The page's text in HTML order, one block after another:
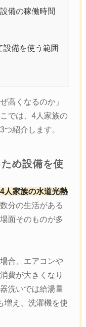
備の稼働時間
設備を使う範囲
高くなるのか」
では、4人家族の
紹介します。
め設備を使
人家族の水道光熱
分の生活がある
面そのものが多
合、エアコンや
費が大きくなり
洗いでは給湯量
増え、洗濯機を使